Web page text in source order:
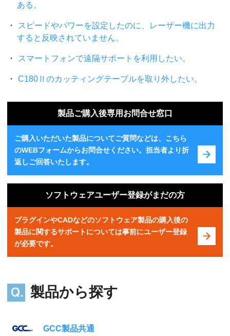
ある。
スピードやパワーを設定したのに、レーザー機に出力
すると反映されていません。
スマートフォンで遠隔サポートを利用したい。
C180Ⅱのカッティングテーブルを取り外したい。
製品ご購入後専用お問合せ窓口
ご購入いただいた製品についてご質問などは、こちら
のWEBフォームからお問合せください。担当者より折
返しご回答いたします。
ソフトウェアユーザー登録がまだの方
プラグインやCADなどのソフトウェア製品の購入後の
製品に関するサポートについては事前にユーザー登録
が必要です。
製品から探す
GCC製品共通